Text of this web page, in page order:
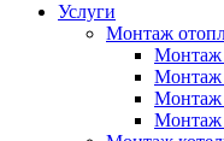
Услуги
Монтаж
Монтаж
Монтаж
Монтаж
Монтаж